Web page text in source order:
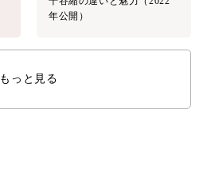
年公開）
もっと見る